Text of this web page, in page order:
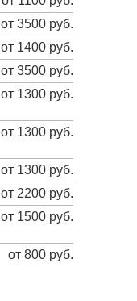
от 3500 руб.
от 1400 руб.
от 3500 руб.
от 1300 руб.
от 1300 руб.
от 1300 руб.
от 2200 руб.
от 1500 руб.
от 800 руб.